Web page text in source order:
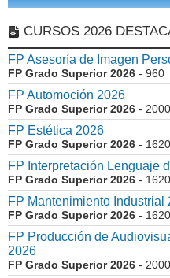
CURSOS 2026
FP Asesoría de Imagen
FP Grado Superior 2026 - 960
FP Automoción 2026
FP Grado Superior 2026 -
FP Estética 2026
FP Grado Superior 2026 -
FP Interpretación Lenguaje
FP Grado Superior 2026 -
FP Mantenimiento Industrial
FP Grado Superior 2026 -
FP Producción de
2026
FP Grado Superior 2026 -